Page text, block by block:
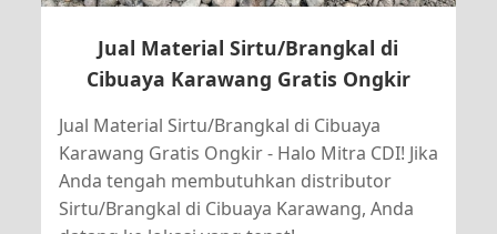
Jual Material Sirtu/Brangkal di
Cibuaya Karawang Gratis Ongkir
Jual Material Sirtu/Brangkal di Cibuaya
Karawang Gratis Ongkir - Halo Mitra CDI! Jika
Anda tengah membutuhkan distributor
Sirtu/Brangkal di Cibuaya Karawang, Anda